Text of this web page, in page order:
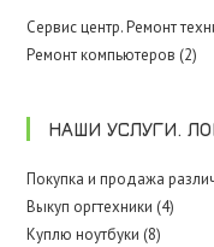
Сервис центр. Ремонт
Ремонт компьютеров (2)
НАШИ УСЛУГИ.
Покупка и продажа
Выкуп оргтехники (4)
Куплю ноутбуки (8)